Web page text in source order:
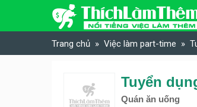
Skip to content
Trang chủ Việc làm part-time
Tuyển
Quán ăn uống